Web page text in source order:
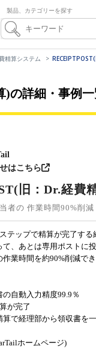
製品、カテゴリーを探す
精算システム
の詳細・事例一
はこちら
旧：Dr.経費
者の 作業時間90%削減
テップで精算が完了する
、あとは専用ポストに投
業時間を約90%削減で
の自動入力精度99.9％
が完了
算で経理部から領収書を
ホームページ)